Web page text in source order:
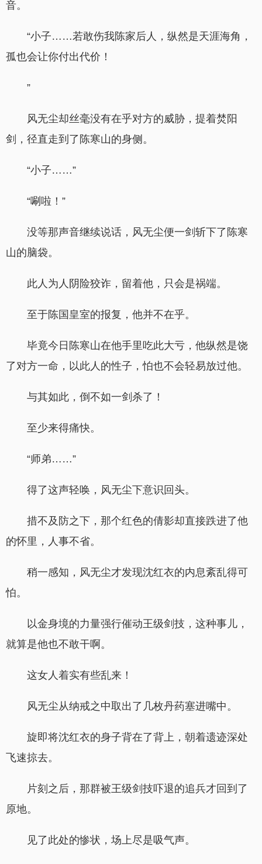
音。
“小子……若敢伤我陈家后人，纵然是天涯海角，
孤也会让你付出代价！
”
风无尘却丝毫没有在乎对方的威胁，提着焚阳
剑，径直走到了陈寒山的身侧。
“小子……”
“唰啦！”
没等那声音继续说话，风无尘便一剑斩下了陈寒
山的脑袋。
此人为人阴险狡诈，留着他，只会是祸端。
至于陈国皇室的报复，他并不在乎。
毕竟今日陈寒山在他手里吃此大亏，他纵然是饶
了对方一命，以此人的性子，怕也不会轻易放过他。
与其如此，倒不如一剑杀了！
至少来得痛快。
“师弟……”
得了这声轻唤，风无尘下意识回头。
措不及防之下，那个红色的倩影却直接跌进了他
的怀里，人事不省。
稍一感知，风无尘才发现沈红衣的内息紊乱得可
怕。
以金身境的力量强行催动王级剑技，这种事儿，
就算是他也不敢干啊。
这女人着实有些乱来！
风无尘从纳戒之中取出了几枚丹药塞进嘴中。
旋即将沈红衣的身子背在了背上，朝着遗迹深处
飞速掠去。
片刻之后，那群被王级剑技吓退的追兵才回到了
原地。
见了此处的惨状，场上尽是吸气声。